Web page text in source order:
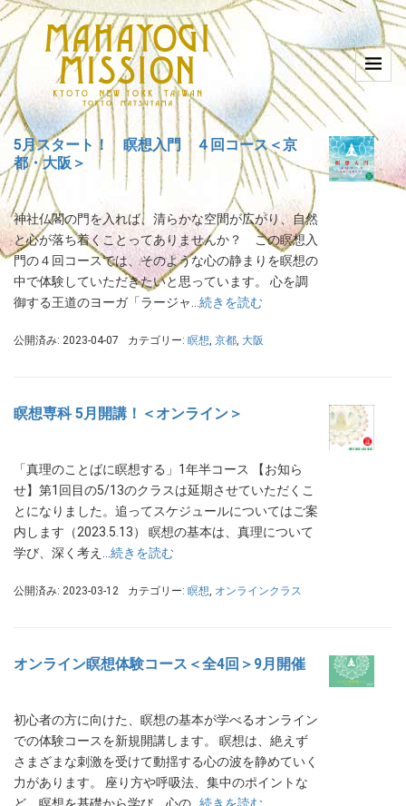
5月スタート！ 瞑想入門 ４回コース＜京
都・大阪＞
神社仏閣の門を入れば、清らかな空間が広がり、自然
と心が落ち着くことってありませんか？ この瞑想入
門の４回コースでは、そのような心の静まりを瞑想の
中で体験していただきたいと思っています。 心を調
御する王道のヨーガ「ラージャ… 続きを読む
公開済み: 2023-04-07 カテゴリー: 瞑想, 京都, 大阪
瞑想専科 5月開講！＜オンライン＞
「真理のことばに瞑想する」1年半コース 【お知ら
せ】第1回目の5/13のクラスは延期させていただくこ
とになりました。追ってスケジュールについてはご案
内します（2023.5.13） 瞑想の基本は、真理について
学び、深く考え… 続きを読む
公開済み: 2023-03-12 カテゴリー: 瞑想, オンラインクラス
オンライン瞑想体験コース＜全4回＞9月開催
初心者の方に向けた、瞑想の基本が学べるオンライン
での体験コースを新規開講します。 瞑想は、絶えず
さまざまな刺激を受けて動揺する心の波を静めていく
力があります。 座り方や呼吸法、集中のポイントな